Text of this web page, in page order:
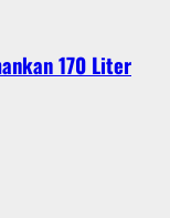
170 Liter